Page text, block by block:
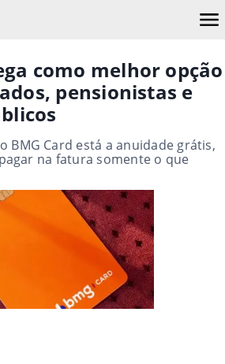
como melhor opção
pensionistas e
BMG Card está a anuidade grátis,
na fatura somente o que